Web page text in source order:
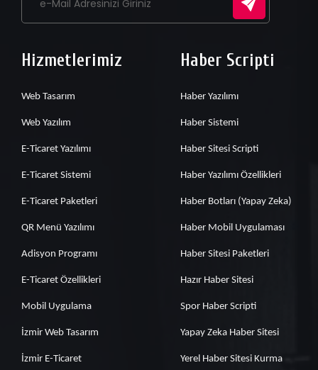
Hizmetlerimiz
Web Tasarım
Web Yazılım
E-Ticaret Yazılımı
E-Ticaret Sistemi
E-Ticaret Paketleri
QR Menü Yazılımı
Adisyon Programı
E-Ticaret Özellikleri
Mobil Uygulama
İzmir Web Tasarım
İzmir E-Ticaret
Haber Scripti
Haber Yazılımı
Haber Sistemi
Haber Sitesi Scripti
Haber Yazılımı Özellikleri
Haber Botları (Yapay Zeka)
Haber Mobil Uygulaması
Haber Sitesi Paketleri
Hazır Haber Sitesi
Spor Haber Scripti
Yapay Zeka Haber Sitesi
Yerel Haber Sitesi Kurma